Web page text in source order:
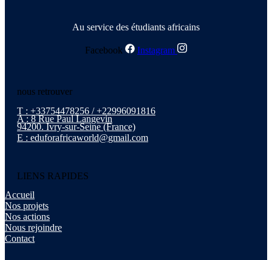
Au service des étudiants africains
Facebook Instagram
nous retrouver
T : +33754478256 / +22996091816
A : 8 Rue Paul Langevin
94200. Ivry-sur-Seine (France)
E : eduforafricaworld@gmail.com
LIENS RAPIDES
Accueil
Nos projets
Nos actions
Nous rejoindre
Contact